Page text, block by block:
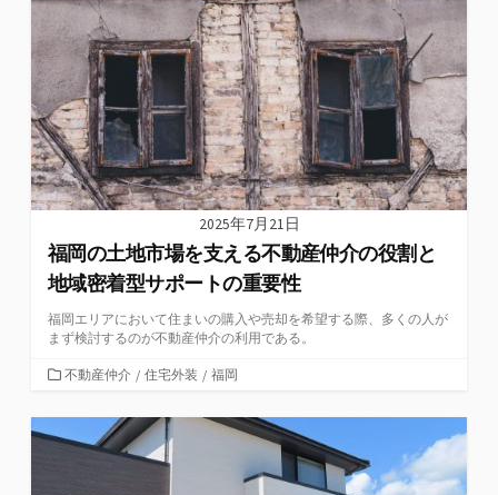
ー
2025年7月21日
福岡の土地市場を支える不動産仲介の役割と
地域密着型サポートの重要性
福岡エリアにおいて住まいの購入や売却を希望する際、多くの人が
まず検討するのが不動産仲介の利用である。
カ
ゴ
リ
不動産仲介 / 住宅外装 / 福岡